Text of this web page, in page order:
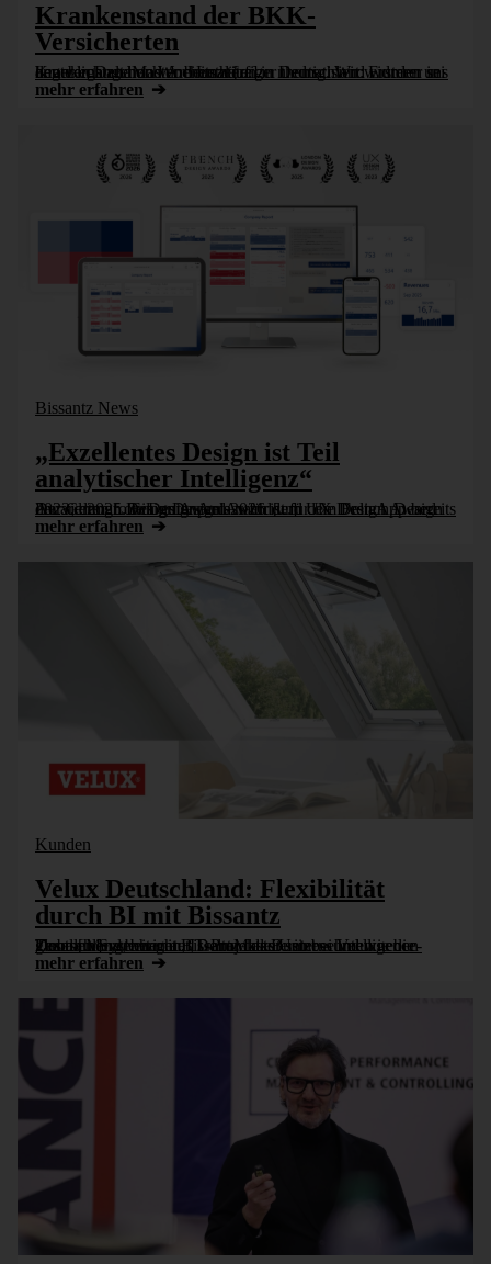
Krankenstand der BKK-
Versicherten
Krankenstand und Arbeitszeiten in Deutschland wurden in den vergangenen Wochen häufiger thematisiert: Ersterer sei angeblich zu hoch und Letztere zu niedrig. Wir widmen uns heute in DeltaMaster einmal [...]
mehr erfahren
Bissantz News
„Exzellentes Design ist Teil
analytischer Intelligenz“
Der German Design Award 2026 ist für die DeltaApp bereits der vierte große Designpreis nach dem UX Design Award 2023, dem London Design Award und dem French Design Award 2025. Ein guter Anlass für [...]
mehr erfahren
Kunden
Velux Deutschland: Flexibilität
durch BI mit Bissantz
Ursula Mergenhagen, IT-Projektleiterin bei Velux Deutschland, berichtet, warum das Unternehmen neben globalen Systemen auf DeltaMaster setzt – und wie die Zusammenarbeit mit Bissantz das Business Intelligence-Team [...]
mehr erfahren